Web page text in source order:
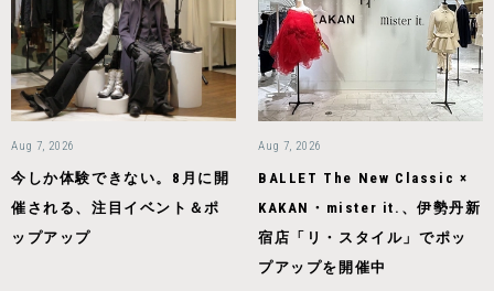
Aug 7, 2026
今しか体験できない。8月に開
催される、注目イベント＆ポ
ップアップ
Aug 7, 2026
BALLET The New Classic ×
KAKAN・mister it.、伊勢丹新
宿店「リ・スタイル」でポッ
プアップを開催中